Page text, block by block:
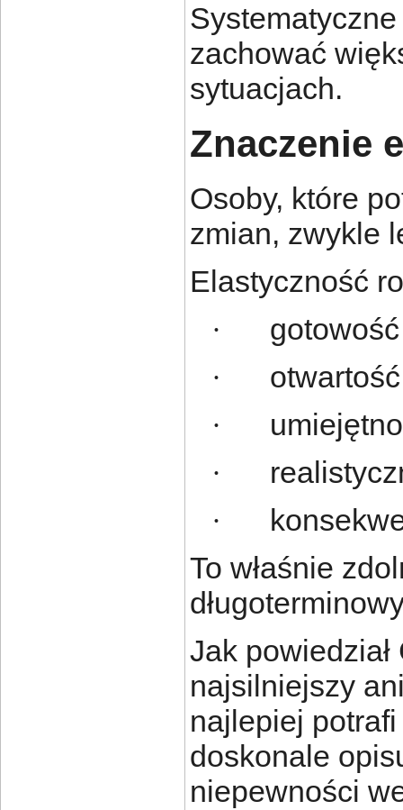
zachować
sytuacjach.
Znaczenie
Osoby, które
zmian, zwykle
Elastyczność
·
·
·
·
·
To właśnie
Jak
najsilniejszy
najlepiej
doskonale
niepewności